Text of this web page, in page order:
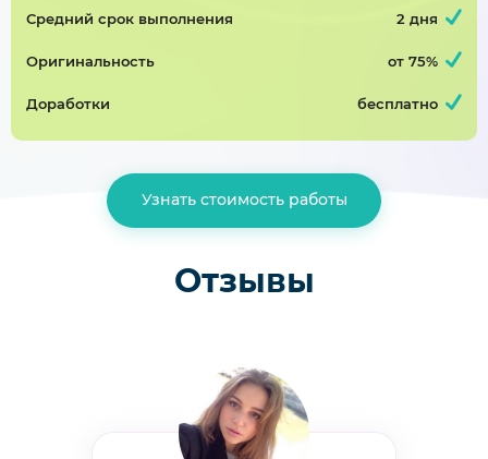
Курсовав работа
муниципальное управление
Завершён 29 Мая в 10:37
контрольная работа
Контрольная работа, педагогическая психология
50%
Контрольная работа, педагогическая психология
Завершён 27 Марта в 13:13
75%
Средний срок выполнения 2 дня
Оригинальность от 75%
Доработки бесплатно
Узнать стоимость работы
Отзывы